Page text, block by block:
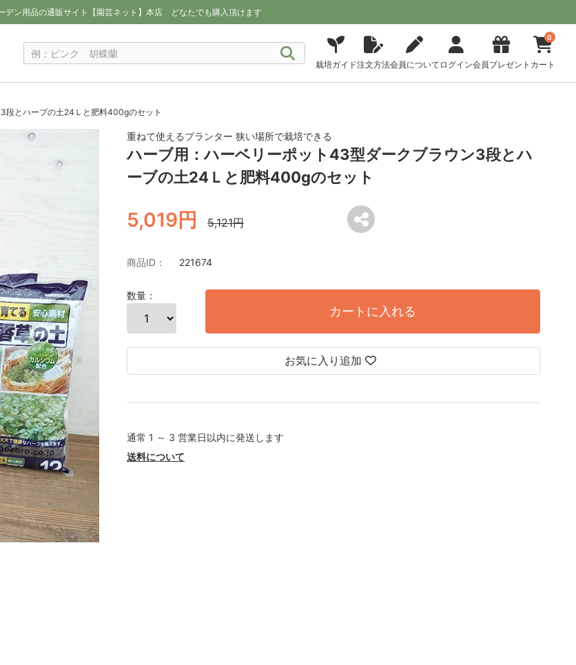
デン用品の通販サイト【園芸ネット】本店 どなたでも購入頂けます
栽培ガイド注文方法会員について ログイン会員プレゼント
0
カート
段とハーブの土24Ｌと肥料400gのセット
重ねて使えるプランター 狭い場所で栽培できる
ハーブ用：ハーベリーポット43型ダークブラウン3段とハ
ーブの土24Ｌと肥料400gのセット
5,019円 5,121円
商品ID： 221674
数量：
カートに入れる
お気に入り追加
通常 1 ～ 3 営業日以内に発送します
送料について